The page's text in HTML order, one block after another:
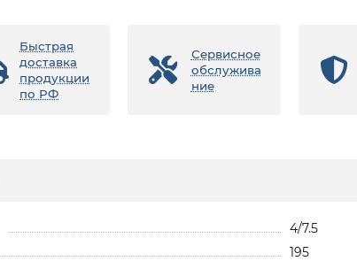
Быстрая
доставка
продукции
по РФ
Сервисное
обслужива
ние
4/7.5
195